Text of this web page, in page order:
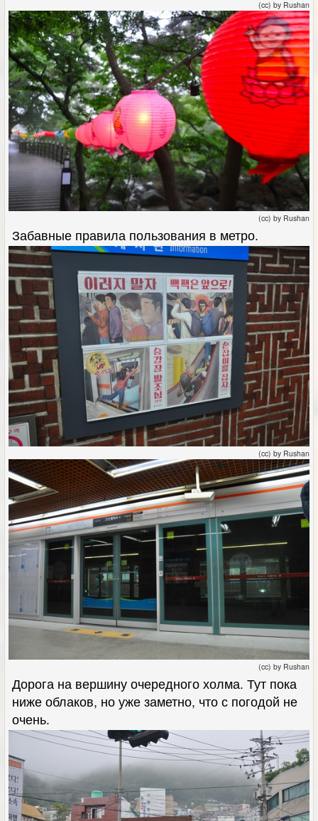
(cc) by Rushan
(cc) by Rushan
Забавные правила пользования в метро.
(cc) by Rushan
(cc) by Rushan
Дорога на вершину очередного холма. Тут пока
ниже облаков, но уже заметно, что с погодой не
очень.